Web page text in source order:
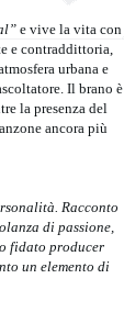
e vive la vita con
e contraddittoria,
urbana e
Il brano è
la presenza del
ancora più
Racconto
di passione,
fidato producer
un elemento di